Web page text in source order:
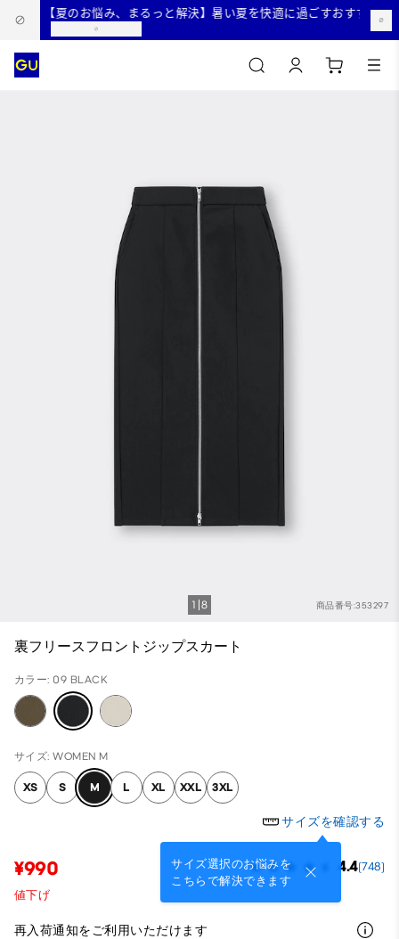
【夏のお悩み、まるっと解決】暑い夏を快適に過ごすおすすめコー
商品番号:353297
1 8
裏フリースフロントジップスカート
カラー: 09 BLACK
サイズ: WOMEN M
XS S M L XL XXL 3XL
サイズを確認する
サイズ選択のお悩みを
こちらで解決できます
¥990 4.4(748)
値下げ
再入荷通知をご利用いただけます